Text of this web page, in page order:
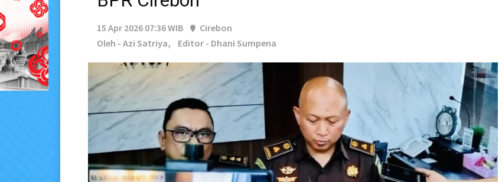
15 Apr 2026 07:36 WIB
Cirebon
Oleh - Azi Satriya,
Editor - Dhani Sumpena